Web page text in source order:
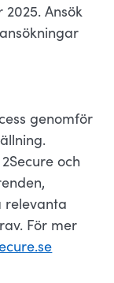
Ansök
genomför
och
relevanta
För mer